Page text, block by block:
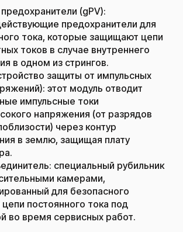
(gPV):
предохранители для
тока, которые защищают цепи
токов в случае внутреннего
в одном из стрингов.
защиты от импульсных
этот модуль отводит
импульсные токи
напряжения (от разрядов
через контур
в землю, защищая плату
специальный рубильник
камерами,
для безопасного
постоянного тока под
во время сервисных работ.